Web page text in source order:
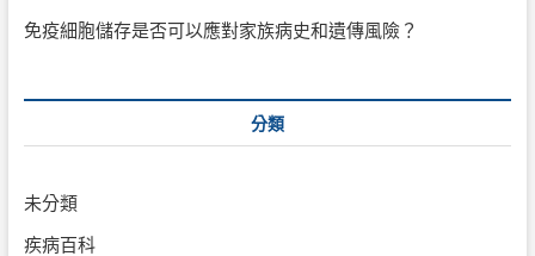
免疫細胞儲存是否可以應對家族病史和遺傳風險？
分類
未分類
疾病百科